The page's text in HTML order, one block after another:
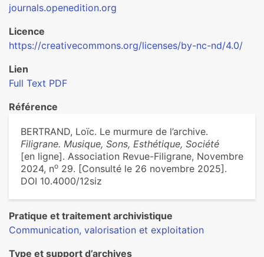
journals.openedition.org
Licence
https://creativecommons.org/licenses/by-nc-nd/4.0/
Lien
Full Text PDF
Référence
BERTRAND, Loïc. Le murmure de l’archive.
Filigrane. Musique, Sons, Esthétique, Société
[en ligne]. Association Revue-Filigrane, Novembre
2024, no 29. [Consulté le 26 novembre 2025].
DOI 10.4000/12siz
Pratique et traitement archivistique
Communication, valorisation et exploitation
Type et support d’archives